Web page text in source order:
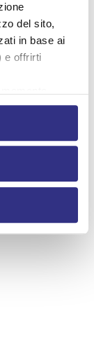
del sito,
in base ai
e offrirti
di tutti i